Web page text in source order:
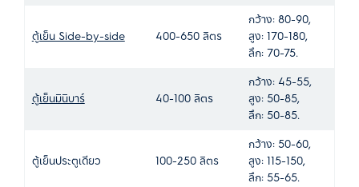
ตู้เย็น Side-by-side 400-650 ลิตร
กว้าง: 80-90,
สูง: 170-180,
ลึก: 70-75.
ตู้เย็นมินิบาร์ 40-100 ลิตร
กว้าง: 45-55,
สูง: 50-85,
ลึก: 50-85.
ตู้เย็นประตูเดียว 100-250 ลิตร
กว้าง: 50-60,
สูง: 115-150,
ลึก: 55-65.